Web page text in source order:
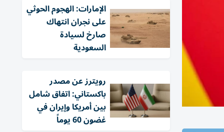
الإمارات: الهجوم الحوثي
على نجران انتهاك
صارخ لسيادة
السعودية
‏رويترز عن مصدر
باكستاني: اتفاق شامل
بين أمريكا وإيران في
غضون 60 يوماً